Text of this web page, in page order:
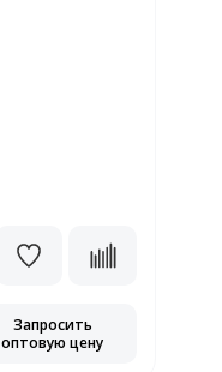
Запросить
оптовую цену